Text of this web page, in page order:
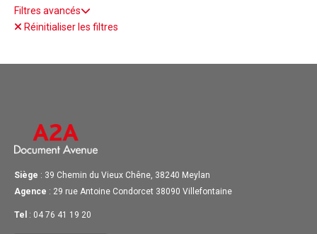
Filtres avancés
Réinitialiser les filtres
Siège : 39 Chemin du Vieux Chêne, 38240 Meylan
Agence : 29 rue Antoine Condorcet 38090 Villefontaine
Tel : 04 76 41 19 20